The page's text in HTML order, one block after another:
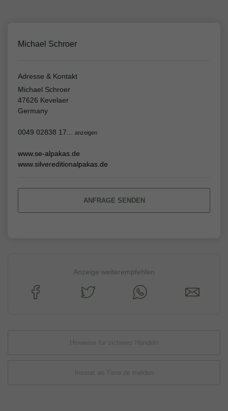
Michael Schroer
Adresse & Kontakt
Michael Schroer
47626 Kevelaer
Germany
0049 02838 17... anzeigen
www.se-alpakas.de
www.silvereditionalpakas.de
ANFRAGE SENDEN
Anzeige weiterempfehlen
Hinweise für sicheres Handeln
Inserat an Tiere.de melden